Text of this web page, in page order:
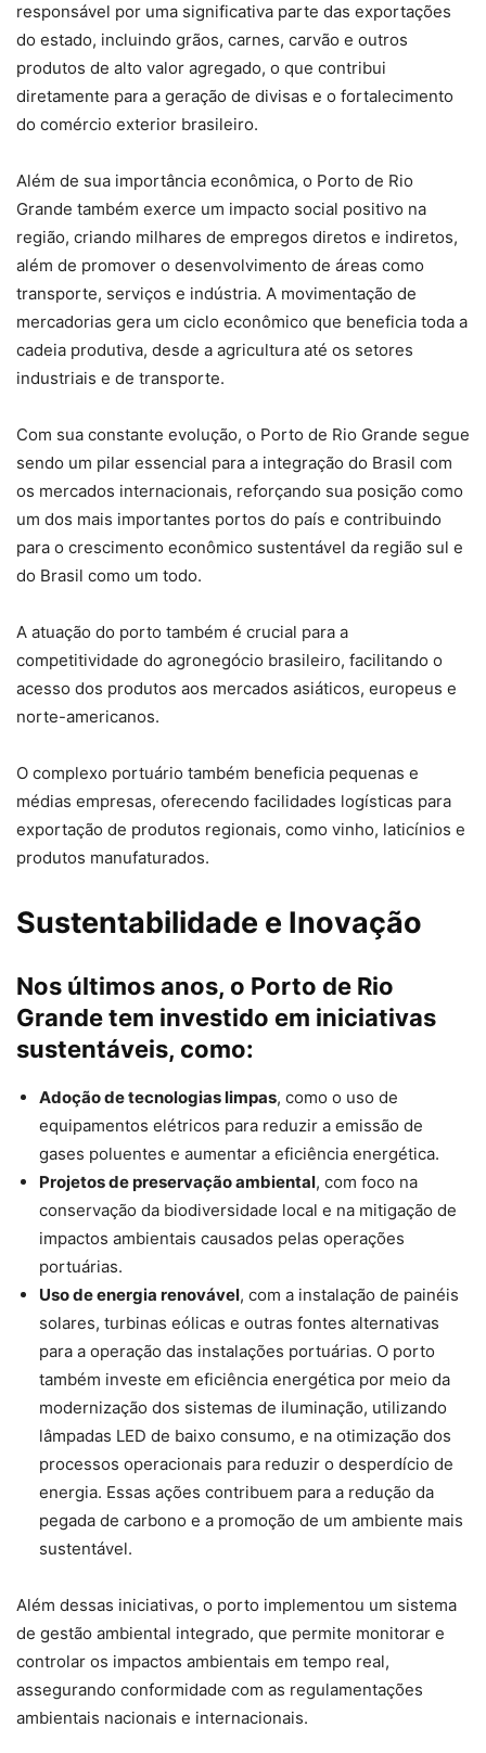
responsável por uma significativa parte das exportações
do estado, incluindo grãos, carnes, carvão e outros
produtos de alto valor agregado, o que contribui
diretamente para a geração de divisas e o fortalecimento
do comércio exterior brasileiro.
Além de sua importância econômica, o Porto de Rio
Grande também exerce um impacto social positivo na
região, criando milhares de empregos diretos e indiretos,
além de promover o desenvolvimento de áreas como
transporte, serviços e indústria. A movimentação de
mercadorias gera um ciclo econômico que beneficia toda a
cadeia produtiva, desde a agricultura até os setores
industriais e de transporte.
Com sua constante evolução, o Porto de Rio Grande segue
sendo um pilar essencial para a integração do Brasil com
os mercados internacionais, reforçando sua posição como
um dos mais importantes portos do país e contribuindo
para o crescimento econômico sustentável da região sul e
do Brasil como um todo.
A atuação do porto também é crucial para a
competitividade do agronegócio brasileiro, facilitando o
acesso dos produtos aos mercados asiáticos, europeus e
norte-americanos.
O complexo portuário também beneficia pequenas e
médias empresas, oferecendo facilidades logísticas para
exportação de produtos regionais, como vinho, laticínios e
produtos manufaturados.
Sustentabilidade e Inovação
Nos últimos anos, o Porto de Rio
Grande tem investido em iniciativas
sustentáveis, como:
Adoção de tecnologias limpas, como o uso de
equipamentos elétricos para reduzir a emissão de
gases poluentes e aumentar a eficiência energética.
Projetos de preservação ambiental, com foco na
conservação da biodiversidade local e na mitigação de
impactos ambientais causados pelas operações
portuárias.
Uso de energia renovável, com a instalação de painéis
solares, turbinas eólicas e outras fontes alternativas
para a operação das instalações portuárias. O porto
também investe em eficiência energética por meio da
modernização dos sistemas de iluminação, utilizando
lâmpadas LED de baixo consumo, e na otimização dos
processos operacionais para reduzir o desperdício de
energia. Essas ações contribuem para a redução da
pegada de carbono e a promoção de um ambiente mais
sustentável.
Além dessas iniciativas, o porto implementou um sistema
de gestão ambiental integrado, que permite monitorar e
controlar os impactos ambientais em tempo real,
assegurando conformidade com as regulamentações
ambientais nacionais e internacionais.